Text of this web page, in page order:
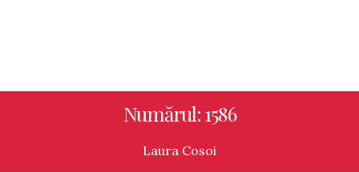
Numărul: 1586
Laura Cosoi